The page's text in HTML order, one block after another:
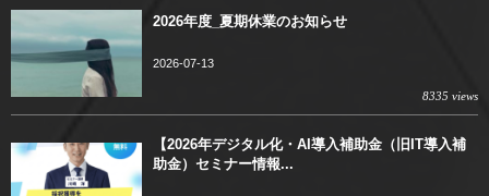
2026年度_夏期休業のお知らせ
2026-07-13
8335 views
【2026年デジタル化・AI導入補助金（旧IT導入補
助金）セミナー情報...